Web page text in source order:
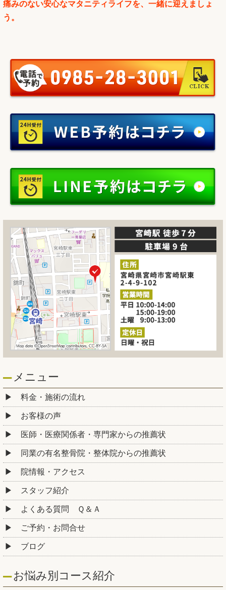
痛みのない安心なマタニティライフを、一緒に迎えましょ
う。
メニュー
料金・施術の流れ
お客様の声
医師・医療関係者・専門家からの推薦状
同業の有名整骨院・整体院からの推薦状
院情報・アクセス
スタッフ紹介
よくある質問 Ｑ＆Ａ
ご予約・お問合せ
ブログ
お悩み別コース紹介